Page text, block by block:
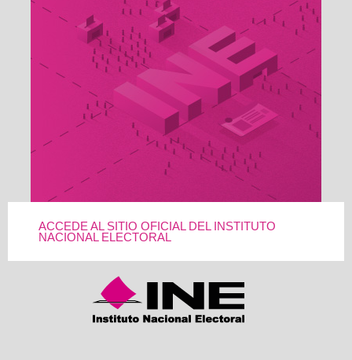
ACCEDE AL SITIO OFICIAL DEL INSTITUTO
NACIONAL ELECTORAL